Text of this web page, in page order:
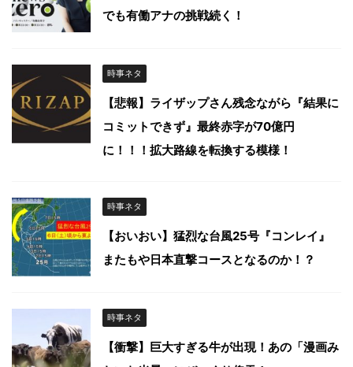
でも有働アナの挑戦続く！
時事ネタ
【悲報】ライザップさん残念ながら『結果に
コミットできず』最終赤字が70億円
に！！！拡大路線を転換する模様！
時事ネタ
【おいおい】猛烈な台風25号『コンレイ』
またもや日本直撃コースとなるのか！？
時事ネタ
【衝撃】巨大すぎる牛が出現！あの「漫画み